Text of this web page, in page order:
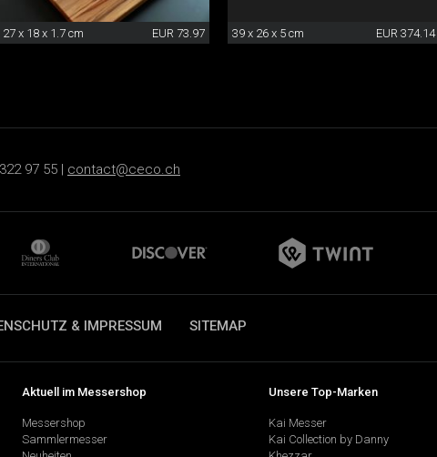
27 x 18 x 1.7 cm EUR 73.97 39 x 26 x 5 cm EUR 374.14
97 55 | contact@ceco.ch
& IMPRESSUM SITEMAP
Aktuell im Messershop
Messershop
Sammlermesser
Unsere Top-Marken
Kai Messer
Kai Collection by Danny